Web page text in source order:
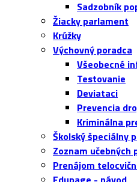
Sadzobník
Žiacky parlament
Krúžky
Výchovný poradca
Všeobecné
Testovanie
Deviataci
Prevencia
Kriminálna
Školský špeciálny
Zoznam učebných
Prenájom